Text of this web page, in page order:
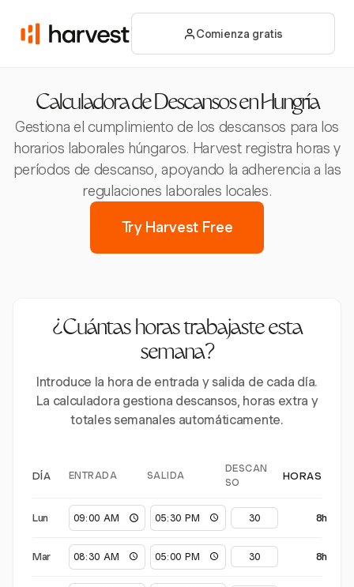
Comienza gratis
Calculadora de Descansos en Hungría
Gestiona el cumplimiento de los descansos para los
horarios laborales húngaros. Harvest registra horas y
períodos de descanso, apoyando la adherencia a las
regulaciones laborales locales.
Try Harvest Free
¿Cuántas horas trabajaste esta
semana?
Introduce la hora de entrada y salida de cada día.
La calculadora gestiona descansos, horas extra y
totales semanales automáticamente.
DÍA ENTRADA SALIDA
DESCAN
SO
HORAS
Lun 8h
Mar 8h